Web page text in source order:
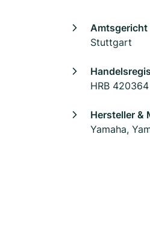
Amtsgericht
Stuttgart
HRB 420364
Hersteller &
Yamaha,